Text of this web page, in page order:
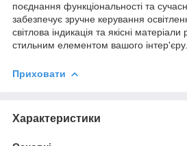
поєднання функціональності та
забезпечує зручне керування
світлова індикація та якісні
стильним елементом вашого інтер'єру.
Приховати
Характеристики